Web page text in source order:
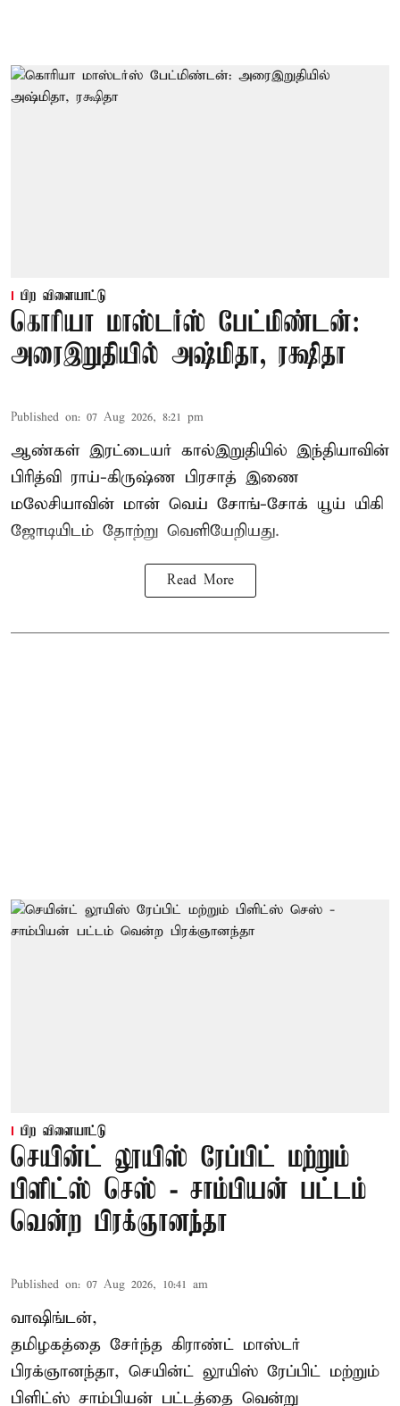
பிற விளையாட்டு
கொரியா மாஸ்டர்ஸ் பேட்மிண்டன்:
அரைஇறுதியில் அஷ்மிதா, ரக்ஷிதா
Published on: 07 Aug 2026, 8:21 pm
ஆண்கள் இரட்டையர் கால்இறுதியில் இந்தியாவின்
பிரித்வி ராய்-கிருஷ்ண பிரசாத் இணை
மலேசியாவின் மான் வெய் சோங்-சோக் யூய் யிகி
ஜோடியிடம் தோற்று வெளியேறியது.
Read More
பிற விளையாட்டு
செயின்ட் லூயிஸ் ரேப்பிட் மற்றும்
பிளிட்ஸ் செஸ் - சாம்பியன் பட்டம்
வென்ற பிரக்ஞானந்தா
Published on: 07 Aug 2026, 10:41 am
வாஷிங்டன்,
தமிழகத்தை சேர்ந்த கிராண்ட் மாஸ்டர்
பிரக்ஞானந்தா, செயின்ட் லூயிஸ் ரேப்பிட் மற்றும்
பிளிட்ஸ் சாம்பியன் பட்டத்தை வென்று